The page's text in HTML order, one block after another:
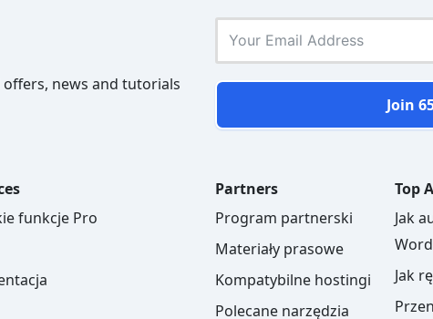
offers, news and tutorials
Join
funkcje Pro
Partners
Program partnerski
Materiały prasowe
Kompatybilne hostingi
Polecane narzędzia
Top
Jak
Jak